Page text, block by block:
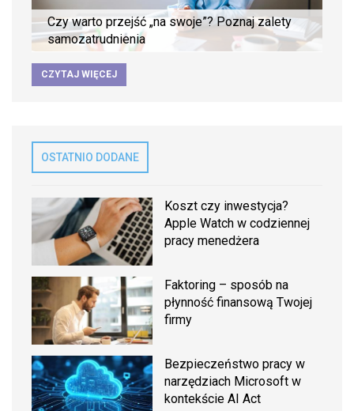
Czy warto przejść „na swoje”? Poznaj zalety
samozatrudnienia
CZYTAJ WIĘCEJ
OSTATNIO DODANE
Koszt czy inwestycja?
Apple Watch w codziennej
pracy menedżera
Faktoring – sposób na
płynność finansową Twojej
firmy
Bezpieczeństwo pracy w
narzędziach Microsoft w
kontekście AI Act